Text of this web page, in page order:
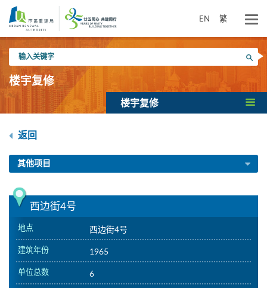
内
EN 繁
入
关
键
搜寻
楼宇复修
楼宇复修
返回
其他项目
西边街4号
地点 西边街4号
建筑年份 1965
单位总数 6